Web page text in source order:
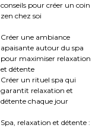
conseils pour créer un coin
zen chez soi
Créer une ambiance
apaisante autour du spa
pour maximiser relaxation
et détente
Créer un rituel spa qui
garantit relaxation et
détente chaque jour
Spa, relaxation et détente :